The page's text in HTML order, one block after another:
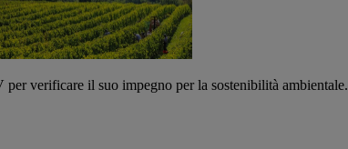
verificare il suo impegno per la sostenibilità ambientale.